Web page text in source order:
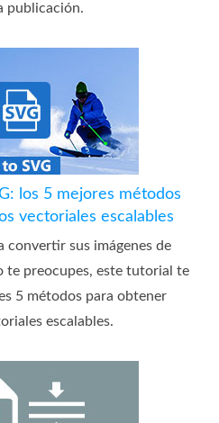
publicación.
los 5 mejores métodos
vectoriales escalables
convertir sus imágenes de
te preocupes, este tutorial te
5 métodos para obtener
escalables.